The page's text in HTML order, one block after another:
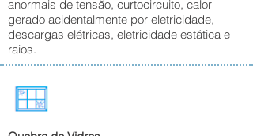
anormais de tensão, curtocircuito, calor
gerado acidentalmente por eletricidade,
descargas elétricas, eletricidade estática e
raios.